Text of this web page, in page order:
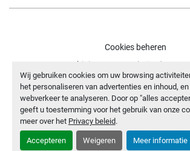
Wij gebruiken cookies om uw browsing
het personaliseren van advertenties en inhoud,
webverkeer te analyseren. Door op "alles
geeft u toestemming voor het gebruik van onze
meer over het Privacy beleid.
Accepteren Weigeren Meer informatie
Cookies beheren
Machinio System
website door
facebookyoutube